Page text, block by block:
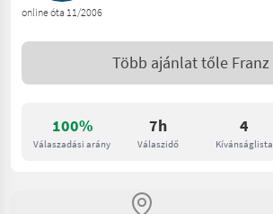
100%
Válaszadási arány
7h
Válaszidő
4
Kívánságlista
online óta 11/2006
Több ajánlat tőle Franz